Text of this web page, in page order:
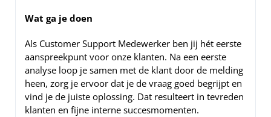
Wat ga je doen
Als Customer Support Medewerker ben jij hét eerste
aanspreekpunt voor onze klanten. Na een eerste
analyse loop je samen met de klant door de melding
heen, zorg je ervoor dat je de vraag goed begrijpt en
vind je de juiste oplossing. Dat resulteert in tevreden
klanten en fijne interne succesmomenten.